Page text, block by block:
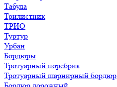
Табула
Трилистник
ТРИО
Туртур
Урбан
Бордюры
Тротуарный поребрик
Тротуарный шарнирный бордюр